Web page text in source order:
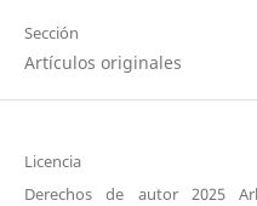
Sección
Artículos originales
Licencia
Derechos de autor 2025